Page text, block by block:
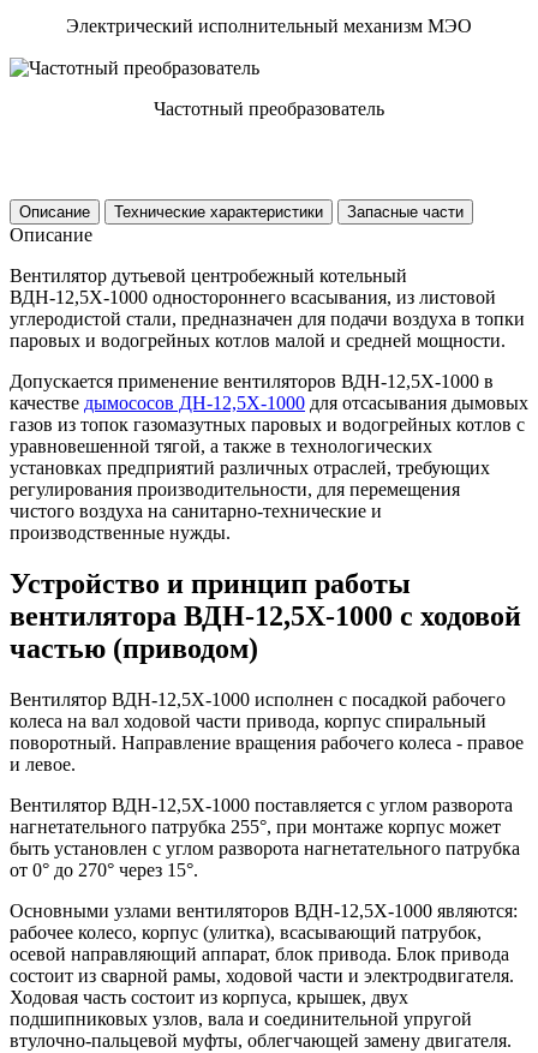
Электрический исполнительный механизм МЭО
Частотный преобразователь
Описание Технические характеристики Запасные части
Описание
Вентилятор дутьевой центробежный котельный
ВДН-12,5Х-1000 одностороннего всасывания, из листовой
углеродистой стали, предназначен для подачи воздуха в топки
паровых и водогрейных котлов малой и средней мощности.
Допускается применение вентиляторов ВДН-12,5Х-1000 в
качестве дымососов ДН-12,5Х-1000 для отсасывания дымовых
газов из топок газомазутных паровых и водогрейных котлов с
уравновешенной тягой, а также в технологических
установках предприятий различных отраслей, требующих
регулирования производительности, для перемещения
чистого воздуха на санитарно-технические и
производственные нужды.
Устройство и принцип работы
вентилятора ВДН-12,5Х-1000 с ходовой
частью (приводом)
Вентилятор ВДН-12,5Х-1000 исполнен с посадкой рабочего
колеса на вал ходовой части привода, корпус спиральный
поворотный. Направление вращения рабочего колеса - правое
и левое.
Вентилятор ВДН-12,5Х-1000 поставляется с углом разворота
нагнетательного патрубка 255°, при монтаже корпус может
быть установлен с углом разворота нагнетательного патрубка
от 0° до 270° через 15°.
Основными узлами вентиляторов ВДН-12,5Х-1000 являются:
рабочее колесо, корпус (улитка), всасывающий патрубок,
осевой направляющий аппарат, блок привода. Блок привода
состоит из сварной рамы, ходовой части и электродвигателя.
Ходовая часть состоит из корпуса, крышек, двух
подшипниковых узлов, вала и соединительной упругой
втулочно-пальцевой муфты, облегчающей замену двигателя.